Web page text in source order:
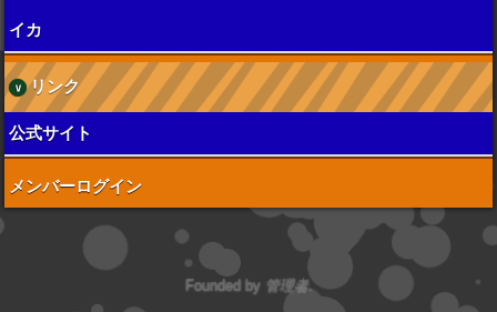
イカ
リンク
公式サイト
メンバーログイン
Founded by 管理者.